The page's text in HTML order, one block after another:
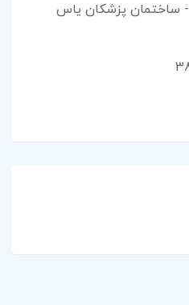
آدرس مطب: عارف 3 - ساختمان پزشكان ياس